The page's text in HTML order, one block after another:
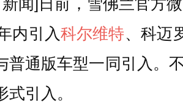
新闻]日前，雪佛兰官方
内引入科尔维特、科迈
普通版车型一同引入。
式引入。